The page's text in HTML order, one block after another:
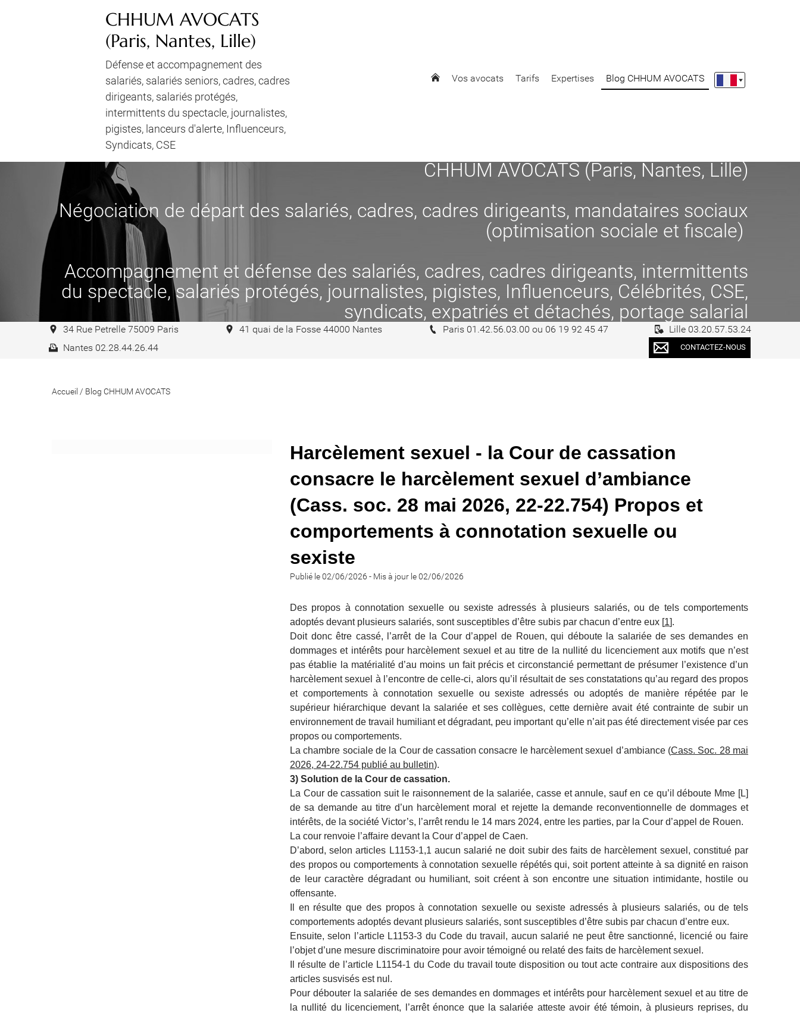
CHHUM AVOCATS
(Paris, Nantes, Lille)
Défense et accompagnement des
salariés, salariés seniors, cadres, cadres
dirigeants, salariés protégés,
intermittents du spectacle, journalistes,
pigistes, lanceurs d'alerte, Influenceurs,
Syndicats, CSE
Vos avocats Tarifs Expertises Blog CHHUM AVOCATS
CHHUM AVOCATS (Paris, Nantes, Lille)
Négociation de départ des salariés, cadres, cadres dirigeants, mandataires sociaux
(optimisation sociale et fiscale)
Accompagnement et défense des salariés, cadres, cadres dirigeants, intermittents
du spectacle, salariés protégés, journalistes, pigistes, Influenceurs, Célébrités, CSE,
syndicats, expatriés et détachés, portage salarial
34 Rue Petrelle 75009 Paris 41 quai de la Fosse 44000 Nantes Paris 01.42.56.03.00 ou 06 19 92 45 47
Lille 03.20.57.53.24
Nantes 02.28.44.26.44
CONTACTEZ-NOUS
Accueil / Blog CHHUM AVOCATS
Harcèlement sexuel - la Cour de cassation
consacre le harcèlement sexuel d’ambiance
(Cass. soc. 28 mai 2026, 22-22.754) Propos et
comportements à connotation sexuelle ou
sexiste
Publié le 02/06/2026 - Mis à jour le 02/06/2026
Des propos à connotation sexuelle ou sexiste adressés à plusieurs salariés, ou de tels comportements
adoptés devant plusieurs salariés, sont susceptibles d’être subis par chacun d’entre eux [1].
Doit donc être cassé, l’arrêt de la Cour d’appel de Rouen, qui déboute la salariée de ses demandes en
dommages et intérêts pour harcèlement sexuel et au titre de la nullité du licenciement aux motifs que n’est
pas établie la matérialité d’au moins un fait précis et circonstancié permettant de présumer l’existence d’un
harcèlement sexuel à l’encontre de celle-ci, alors qu’il résultait de ses constatations qu’au regard des propos
et comportements à connotation sexuelle ou sexiste adressés ou adoptés de manière répétée par le
supérieur hiérarchique devant la salariée et ses collègues, cette dernière avait été contrainte de subir un
environnement de travail humiliant et dégradant, peu important qu’elle n’ait pas été directement visée par ces
propos ou comportements.
La chambre sociale de la Cour de cassation consacre le harcèlement sexuel d’ambiance (Cass. Soc. 28 mai
2026, 24-22.754 publié au bulletin).
3) Solution de la Cour de cassation.
La Cour de cassation suit le raisonnement de la salariée, casse et annule, sauf en ce qu’il déboute Mme [L]
de sa demande au titre d’un harcèlement moral et rejette la demande reconventionnelle de dommages et
intérêts, de la société Victor’s, l’arrêt rendu le 14 mars 2024, entre les parties, par la Cour d’appel de Rouen.
La cour renvoie l’affaire devant la Cour d’appel de Caen.
D’abord, selon articles L1153-1,1 aucun salarié ne doit subir des faits de harcèlement sexuel, constitué par
des propos ou comportements à connotation sexuelle répétés qui, soit portent atteinte à sa dignité en raison
de leur caractère dégradant ou humiliant, soit créent à son encontre une situation intimidante, hostile ou
offensante.
Il en résulte que des propos à connotation sexuelle ou sexiste adressés à plusieurs salariés, ou de tels
comportements adoptés devant plusieurs salariés, sont susceptibles d’être subis par chacun d’entre eux.
Ensuite, selon l’article L1153-3 du Code du travail, aucun salarié ne peut être sanctionné, licencié ou faire
l’objet d’une mesure discriminatoire pour avoir témoigné ou relaté des faits de harcèlement sexuel.
Il résulte de l’article L1154-1 du Code du travail toute disposition ou tout acte contraire aux dispositions des
articles susvisés est nul.
Pour débouter la salariée de ses demandes en dommages et intérêts pour harcèlement sexuel et au titre de
la nullité du licenciement, l’arrêt énonce que la salariée atteste avoir été témoin, à plusieurs reprises, du